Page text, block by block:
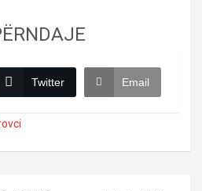
Twitter Email